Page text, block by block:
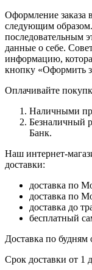
Оформление заказа
следующим
последовательным
данные о себе.
информацию,
кнопку «Оформить
Оплачивайте
Наличными
Безналичный
Банк.
Наш интернет-
доставки:
доставка по
доставка по
доставка до
бесплатный
Доставка по будням
Срок доставки от 1